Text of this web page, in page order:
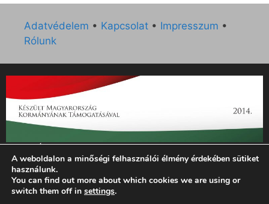
Adatvédelem • Kapcsolat • Impresszum •
Rólunk
„Az Új Ember katolikus hetilap 2014. évi működésének
támogatását az EGYH-KCP-14-P-0121 sz. támogatási
szerződés keretében 3 000 000 Ft összegben támogatta az
Emberi Erőforrások Minisztériuma.”
A weboldalon a minőségi felhasználói élmény érdekében sütiket
használunk.
You can find out more about which cookies we are using or
switch them off in settings.